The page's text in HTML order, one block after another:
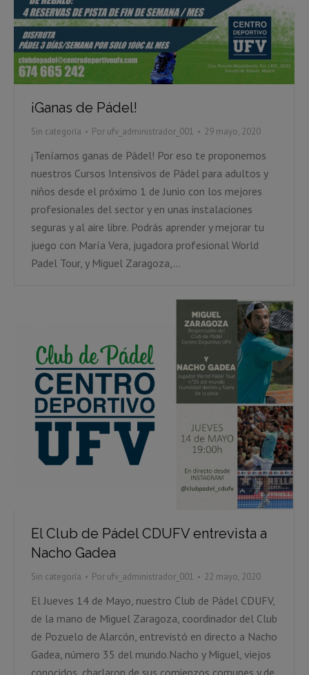
¡Ganas de Pádel!
Sin categoría Por ufv_administrador_001 29 mayo, 2020
¡Teníamos ganas de Pádel! Por eso te proponemos
nuestros Cursos Intensivos de Pádel para adultos y
niños desde el próximo 1 de Junio con los mejores
profesionales del sector y en unas instalaciones
seguras y al aire libre. Podrás aprender y mejorar tu
juego con María Vera, jugadora profesional World
Padel Tour, y Miguel Zaragoza,…
El Club de Pádel CDUFV entrevista a
Nacho Gadea
Sin categoría Por ufv_administrador_001 22 mayo, 2020
El Jueves 14 de Mayo, nuestro Club de Pádel CDUFV,
de la mano de Miguel Zaragoza, coordinador del Club
de Pozuelo de Alarcón, entrevistó en directo a Nacho
Gadea, número 35 del mundo.Nacho y Miguel, viejos